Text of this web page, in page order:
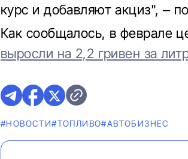
курс и добавляют акциз", –
Как сообщалось, в феврале
выросли на 2,2 гривен за
#НОВОСТИ#ТОПЛИВО#AВТОБИЗНЕС